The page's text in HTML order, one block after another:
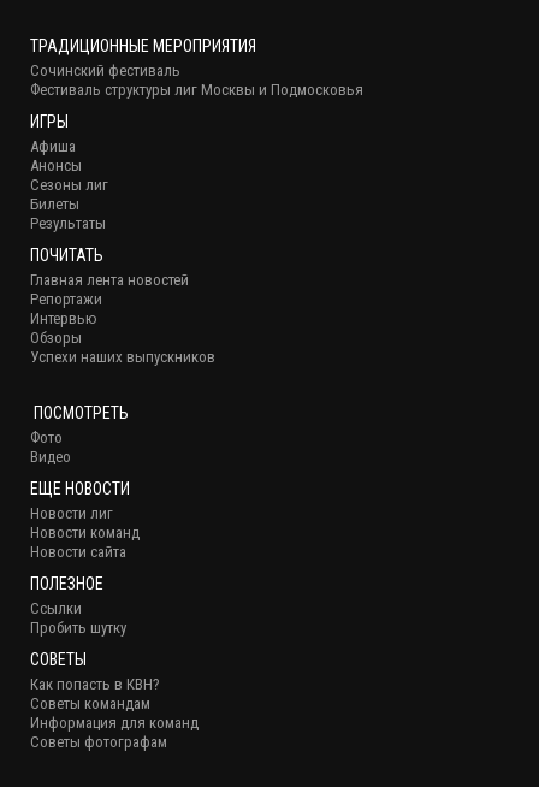
ТРАДИЦИОННЫЕ МЕРОПРИЯТИЯ
Сочинский фестиваль
Фестиваль структуры лиг Москвы и Подмосковья
ИГРЫ
Афиша
Анонсы
Сезоны лиг
Билеты
Результаты
ПОЧИТАТЬ
Главная лента новостей
Репортажи
Интервью
Обзоры
Успехи наших выпускников
ПОСМОТРЕТЬ
Фото
Видео
ЕЩЕ НОВОСТИ
Новости лиг
Новости команд
Новости сайта
ПОЛЕЗНОЕ
Ссылки
Пробить шутку
СОВЕТЫ
Как попасть в КВН?
Советы командам
Информация для команд
Советы фотографам